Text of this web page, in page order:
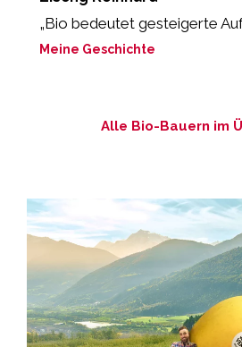
„Bio bedeutet gesteigerte
Meine Geschichte
Alle Bio-Bauern im